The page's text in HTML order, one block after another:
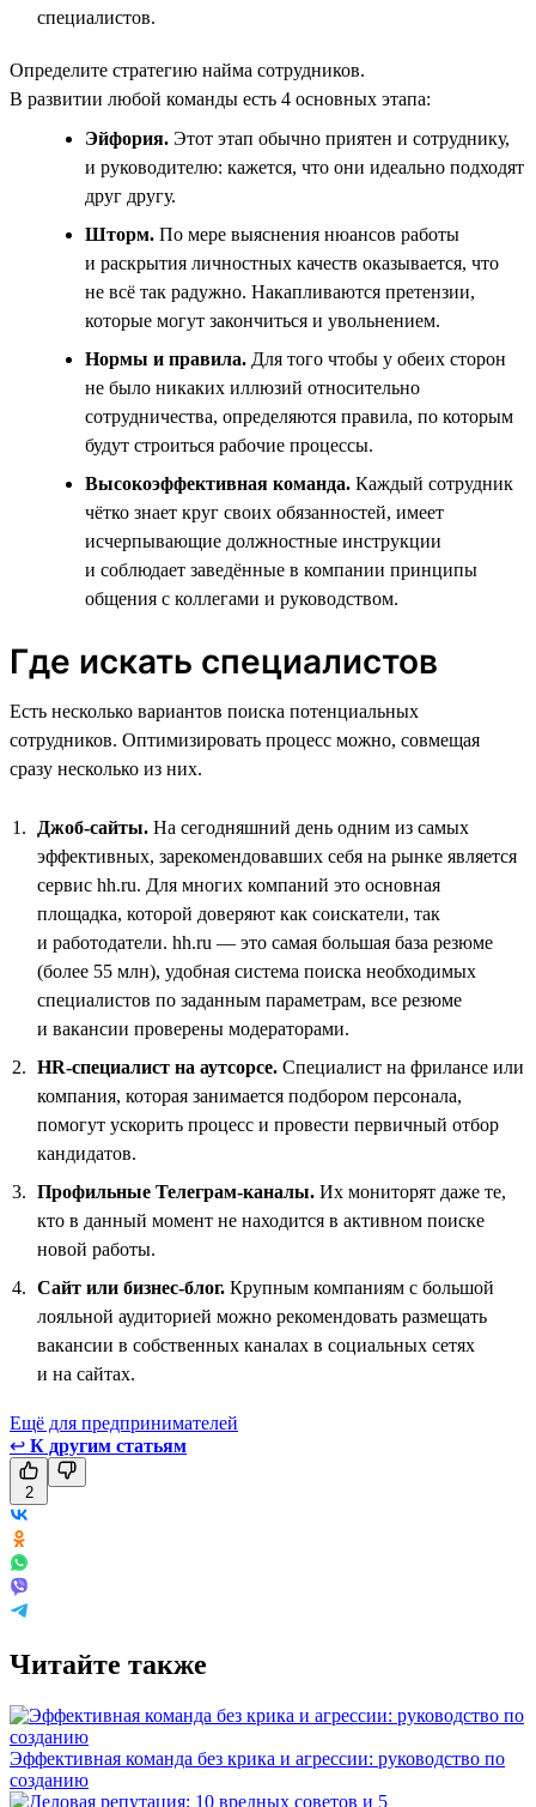
специалистов.
Определите стратегию найма сотрудников.
В развитии любой команды есть 4 основных этапа:
Эйфория. Этот этап обычно приятен и сотруднику,
и руководителю: кажется, что они идеально подходят
друг другу.
Шторм. По мере выяснения нюансов работы
и раскрытия личностных качеств оказывается, что
не всё так радужно. Накапливаются претензии,
которые могут закончиться и увольнением.
Нормы и правила. Для того чтобы у обеих сторон
не было никаких иллюзий относительно
сотрудничества, определяются правила, по которым
будут строиться рабочие процессы.
Высокоэффективная команда. Каждый сотрудник
чётко знает круг своих обязанностей, имеет
исчерпывающие должностные инструкции
и соблюдает заведённые в компании принципы
общения с коллегами и руководством.
Где искать специалистов
Есть несколько вариантов поиска потенциальных
сотрудников. Оптимизировать процесс можно, совмещая
сразу несколько из них.
Джоб-сайты. На сегодняшний день одним из самых
эффективных, зарекомендовавших себя на рынке является
сервис hh.ru. Для многих компаний это основная
площадка, которой доверяют как соискатели, так
и работодатели. hh.ru — это самая большая база резюме
(более 55 млн), удобная система поиска необходимых
специалистов по заданным параметрам, все резюме
и вакансии проверены модераторами.
HR-специалист на аутсорсе. Специалист на фрилансе или
компания, которая занимается подбором персонала,
помогут ускорить процесс и провести первичный отбор
кандидатов.
Профильные Телеграм-каналы. Их мониторят даже те,
кто в данный момент не находится в активном поиске
новой работы.
Сайт или бизнес-блог. Крупным компаниям с большой
лояльной аудиторией можно рекомендовать размещать
вакансии в собственных каналах в социальных сетях
и на сайтах.
Ещё для предпринимателей
↩ К другим статьям
2
Читайте также
Эффективная команда без крика и агрессии: руководство по
созданию